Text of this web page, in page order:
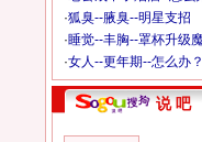
·狐臭--腋臭--明星支招
·睡觉--丰胸--罩杯升级
·女人--更年期--怎么办？
说 吧